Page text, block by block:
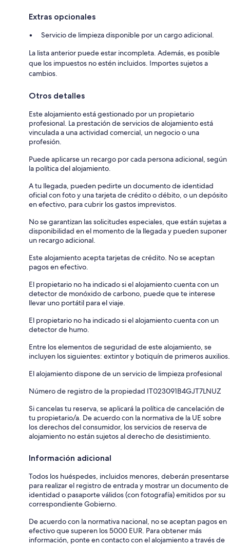
Extras opcionales
Servicio de limpieza disponible por un cargo adicional.
La lista anterior puede estar incompleta. Además, es posible
que los impuestos no estén incluidos. Importes sujetos a
cambios.
Otros detalles
Este alojamiento está gestionado por un propietario
profesional. La prestación de servicios de alojamiento está
vinculada a una actividad comercial, un negocio o una
profesión.
Puede aplicarse un recargo por cada persona adicional, según
la política del alojamiento.
A tu llegada, pueden pedirte un documento de identidad
oficial con foto y una tarjeta de crédito o débito, o un depósito
en efectivo, para cubrir los gastos imprevistos.
No se garantizan las solicitudes especiales, que están sujetas a
disponibilidad en el momento de la llegada y pueden suponer
un recargo adicional.
Este alojamiento acepta tarjetas de crédito. No se aceptan
pagos en efectivo.
El propietario no ha indicado si el alojamiento cuenta con un
detector de monóxido de carbono, puede que te interese
llevar uno portátil para el viaje.
El propietario no ha indicado si el alojamiento cuenta con un
detector de humo.
Entre los elementos de seguridad de este alojamiento, se
incluyen los siguientes: extintor y botiquín de primeros auxilios.
El alojamiento dispone de un servicio de limpieza profesional
Número de registro de la propiedad IT023091B4GJT7LNUZ
Si cancelas tu reserva, se aplicará la política de cancelación de
tu propietario/a. De acuerdo con la normativa de la UE sobre
los derechos del consumidor, los servicios de reserva de
alojamiento no están sujetos al derecho de desistimiento.
Información adicional
Todos los huéspedes, incluidos menores, deberán presentarse
para realizar el registro de entrada y mostrar un documento de
identidad o pasaporte válidos (con fotografía) emitidos por su
correspondiente Gobierno.
De acuerdo con la normativa nacional, no se aceptan pagos en
efectivo que superen los 5000 EUR. Para obtener más
información, ponte en contacto con el alojamiento a través de